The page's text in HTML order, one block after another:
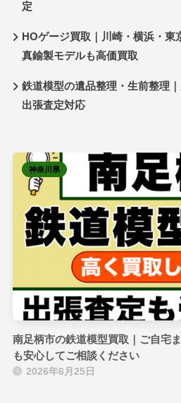
定
HOゲージ買取｜川崎・横浜・東
真鍮製モデルも高価買取
鉄道模型の遺品整理・生前整理
出張査定対応
南足柄市の鉄道模型買取｜ご自宅
も安心してご相談ください
2026年6月25日
神奈川県